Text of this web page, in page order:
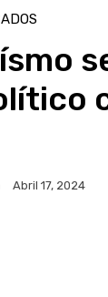
Abril 17, 2024